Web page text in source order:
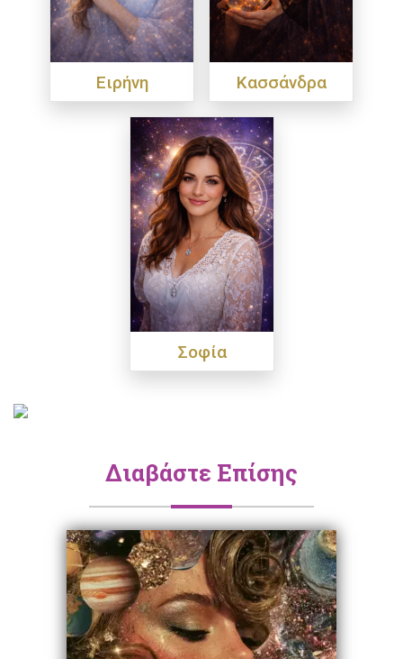
Ειρήνη Κασσάνδρα
Σοφία
Διαβάστε Επίσης